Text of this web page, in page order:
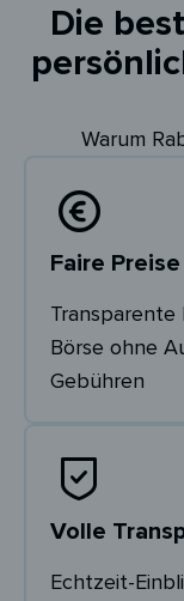
Die
Warum
Faire
Börse ohne
Gebühren
Volle
Echtzeit-